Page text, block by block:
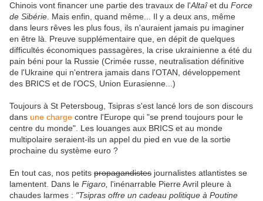
Chinois vont financer une partie des travaux de l'Altaîet du Force
de Sibérie . Mais enfin, quand même... Il y a deux ans, même
dans leurs rêves les plus fous, ils n'auraient jamais pu imaginer
en être là. Preuve supplémentaire que, en dépit de quelques
difficultés économiques passagères, la crise ukrainienne a été du
pain béni pour la Russie (Crimée russe, neutralisation définitive
de l'Ukraine qui n'entrera jamais dans l'OTAN, développement
des BRICS et de l'OCS, Union Eurasienne...)
Toujours à St Petersboug, Tsipras s'est lancé lors de son discours
dans une charge contre l'Europe qui "se prend toujours pour le
centre du monde". Les louanges aux BRICS et au monde
multipolaire seraient-ils un appel du pied en vue de la sortie
prochaine du système euro ?
En tout cas, nos petits propagandistes journalistes atlantistes se
lamentent. Dans le Figaro, l'inénarrable Pierre Avril pleure à
chaudes larmes : "Tsipras offre un cadeau politique à Poutine